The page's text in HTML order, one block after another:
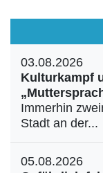
03.08.2026
Kulturkampf
Immerhin
Stadt an der...
05.08.2026